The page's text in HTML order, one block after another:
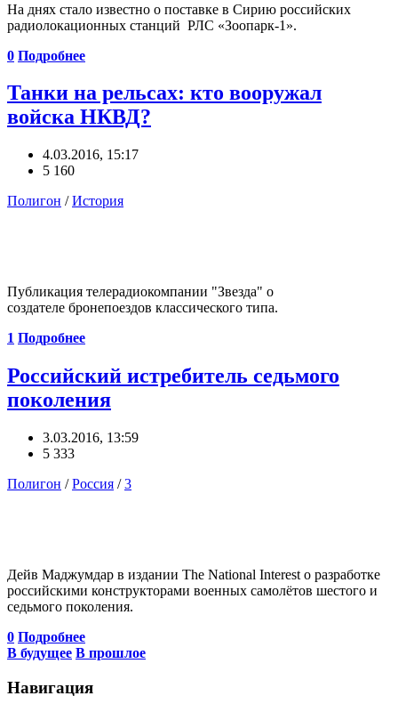
На днях стало известно о поставке в Сирию российских
радиолокационных станций РЛС «Зоопарк-1».
0 Подробнее
Танки на рельсах: кто вооружал
войска НКВД?
4.03.2016, 15:17
5 160
Полигон /История
Публикация телерадиокомпании "Звезда" о
создателе бронепоездов классического типа.
1 Подробнее
Российский истребитель седьмого
поколения
3.03.2016, 13:59
5 333
Полигон /Россия /3
Дейв Маджумдар в издании The National Interest о разработке
российскими конструкторами военных самолётов шестого и
седьмого поколения.
0 Подробнее
В будущее В прошлое
Навигация